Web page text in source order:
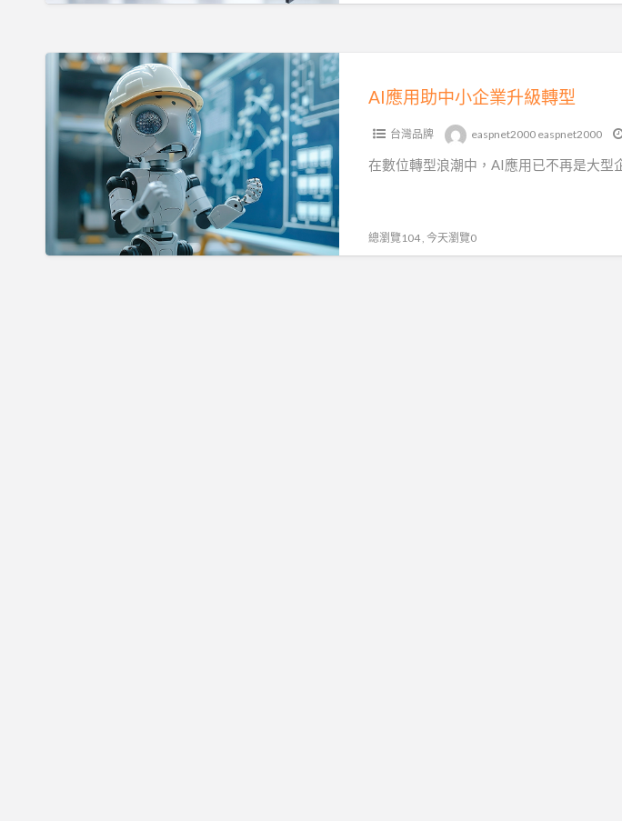
用
情
境
企
AI
導
少
走
AI
用
助
業
升
AI應用助中小企業升級轉型
台灣品牌 easpnet2000 easpnet2000
在數位轉型浪潮中，AI應用已不再是大型
總瀏覽104 , 今天瀏覽0